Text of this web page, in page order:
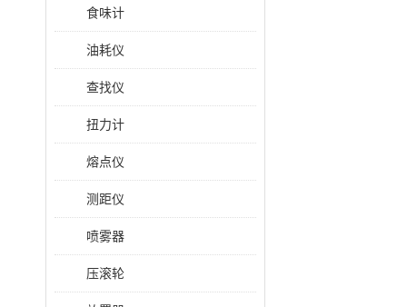
食味计
油耗仪
查找仪
扭力计
熔点仪
测距仪
喷雾器
压滚轮